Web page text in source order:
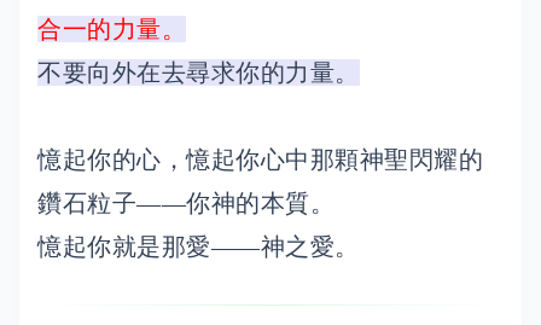
合一的力量。
不要向外在去尋求你的力量。
憶起你的心，憶起你心中那顆神聖閃耀的
鑽石粒子——你神的本質。
憶起你就是那愛——神之愛。